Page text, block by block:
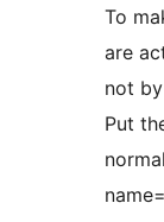
To
are
not
Put